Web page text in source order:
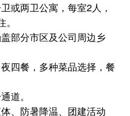
或两卫公寓，每室2人，
部分市区及公司周边乡
四餐，多种菜品选择，餐
道。
、防暑降温、团建活动